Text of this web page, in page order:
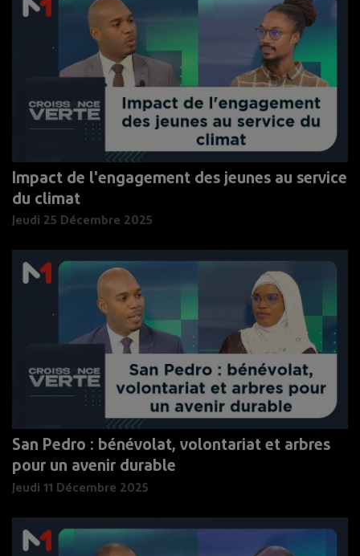
Impact de l'engagement des jeunes au service
du climat
Jeudi 25 Décembre 2025
San Pedro : bénévolat, volontariat et arbres
pour un avenir durable
Jeudi 11 Décembre 2025